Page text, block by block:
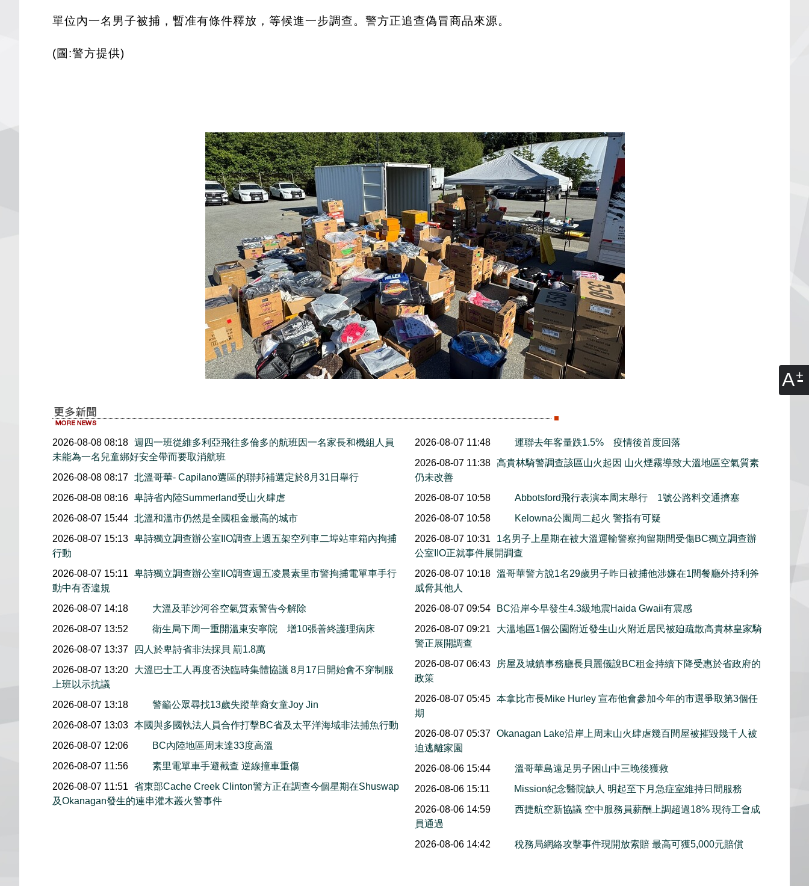
A
單位內一名男子被捕，暫准有條件釋放，等候進一步調查。警方正追查偽冒商品來源。
(圖:警方提供)
2026-08-08 08:18 週四一班從維多利亞飛往多倫多的航班因一名家長和機組人員
未能為一名兒童綁好安全帶而要取消航班
2026-08-08 08:17 北溫哥華- Capilano選區的聯邦補選定於8月31日舉行
2026-08-08 08:16 卑詩省內陸Summerland受山火肆虐
2026-08-07 15:44 北溫和溫市仍然是全國租金最高的城市
2026-08-07 15:13 卑詩獨立調查辦公室IIO調查上週五架空列車二埠站車箱內拘捕
行動
2026-08-07 15:11
卑詩獨立調查辦公室IIO調查週五凌晨素里市警拘捕電單車手行
動中有否違規
2026-08-07 14:18
大溫及菲沙河谷空氣質素警告今解除
2026-08-07 13:52
衛生局下周一重開溫東安寧院 增10張善終護理病床
2026-08-07 13:37
四人於卑詩省非法採貝 罰1.8萬
2026-08-07 13:20
大溫巴士工人再度否決臨時集體協議 8月17日開始會不穿制服
上班以示抗議
2026-08-07 13:18
警籲公眾尋找13歲失蹤華裔女童Joy Jin
2026-08-07 13:03 本國與多國執法人員合作打擊BC省及太平洋海域非法捕魚行動
2026-08-07 12:06
BC內陸地區周末達33度高溫
2026-08-07 11:56
素里電單車手避截查 逆線撞車重傷
2026-08-07 11:51
省東部Cache Creek Clinton警方正在調查今個星期在Shuswap
及Okanagan發生的連串灌木叢火警事件
2026-08-07 11:48
運聯去年客量跌1.5% 疫情後首度回落
2026-08-07 11:38
高貴林騎警調查該區山火起因 山火煙霧導致大溫地區空氣質素
仍未改善
2026-08-07 10:58
Abbotsford飛行表演本周末舉行 1號公路料交通擠塞
2026-08-07 10:58
Kelowna公園周二起火 警指有可疑
2026-08-07 10:31
1名男子上星期在被大溫運輸警察拘留期間受傷BC獨立調查辦
公室IIO正就事件展開調查
2026-08-07 10:18
溫哥華警方說1名29歲男子昨日被捕他涉嫌在1間餐廳外持利斧
威脅其他人
2026-08-07 09:54
BC沿岸今早發生4.3級地震Haida Gwaii有震感
2026-08-07 09:21
大溫地區1個公園附近發生山火附近居民被廹疏散高貴林皇家騎
警正展開調查
2026-08-07 06:43
房屋及城鎮事務廳長貝麗儀說BC租金持續下降受惠於省政府的
政策
2026-08-07 05:45
本拿比市長Mike Hurley 宣布他會參加今年的市選爭取第3個任
期
2026-08-07 05:37
Okanagan Lake沿岸上周末山火肆虐幾百間屋被摧毀幾千人被
迫逃離家園
2026-08-06 15:44
溫哥華島遠足男子困山中三晚後獲救
2026-08-06 15:11
Mission紀念醫院缺人 明起至下月急症室維持日間服務
2026-08-06 14:59
西捷航空新協議 空中服務員薪酬上調超過18% 現待工會成
員通過
2026-08-06 14:42
稅務局網絡攻擊事件現開放索賠 最高可獲5,000元賠償